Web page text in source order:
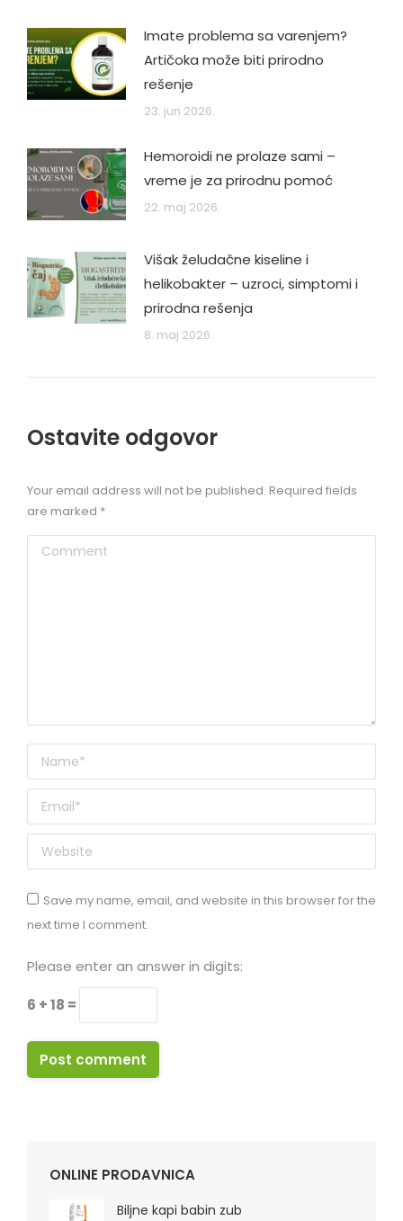
Imate problema sa varenjem?
Artičoka može biti prirodno
rešenje
23. jun 2026.
Hemoroidi ne prolaze sami –
vreme je za prirodnu pomoć
22. maj 2026.
Višak želudačne kiseline i
helikobakter – uzroci, simptomi i
prirodna rešenja
8. maj 2026.
Ostavite odgovor
Your email address will not be published. Required fields
are marked *
Comment
Name *
Email *
Website
Save my name, email, and website in this browser for the
next time I comment.
Please enter an answer in digits:
6 + 18 =
Post comment
ONLINE PRODAVNICA
Biljne kapi babin zub